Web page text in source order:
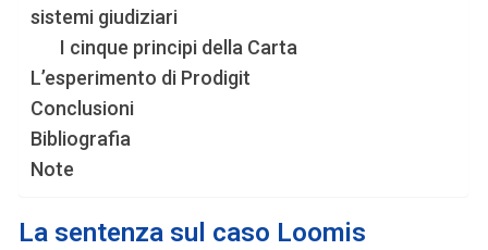
sistemi giudiziari
I cinque principi della Carta
L’esperimento di Prodigit
Conclusioni
Bibliografia
Note
La sentenza sul caso Loomis